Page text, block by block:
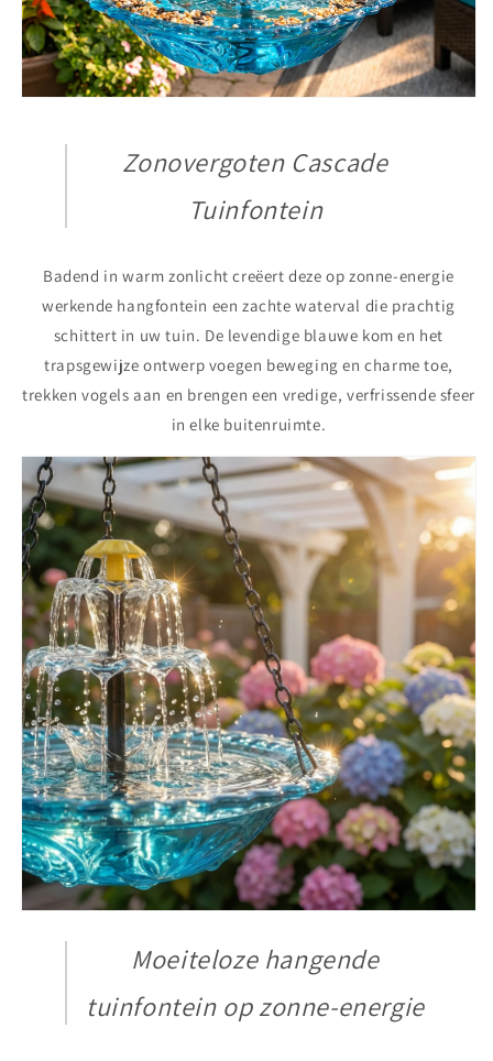
Zonovergoten Cascade
Tuinfontein
Badend in warm zonlicht creëert deze op zonne-energie
werkende hangfontein een zachte waterval die prachtig
schittert in uw tuin. De levendige blauwe kom en het
trapsgewijze ontwerp voegen beweging en charme toe,
trekken vogels aan en brengen een vredige, verfrissende sfeer
in elke buitenruimte.
Moeiteloze hangende
tuinfontein op zonne-energie